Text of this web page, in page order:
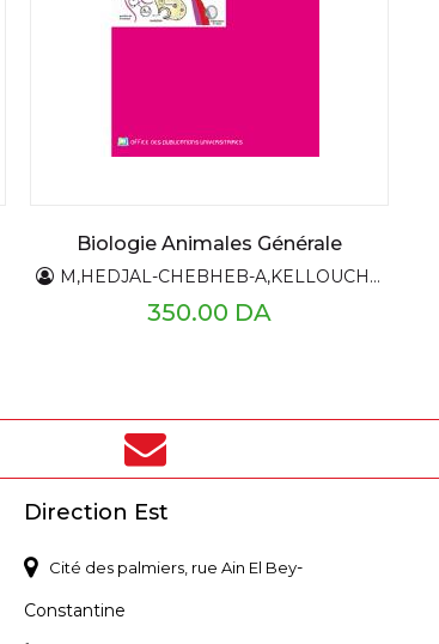
Biologie Animales Générale
M,HEDJAL-CHEBHEB-A,KELLOUCHE - T T ,AMROUN
350.00 DA
Direction Est
Cité des palmiers, rue Ain El Bey-
Constantine